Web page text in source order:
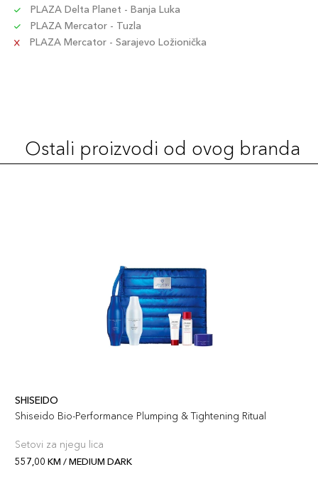
PLAZA Delta Planet - Banja Luka
PLAZA Mercator - Tuzla
PLAZA Mercator - Sarajevo Ložionička
Ostali proizvodi od ovog branda
SHISEIDO
Shiseido Bio-Performance Plumping & Tightening Ritual
Setovi za njegu lica
557,00 KM / MEDIUM DARK